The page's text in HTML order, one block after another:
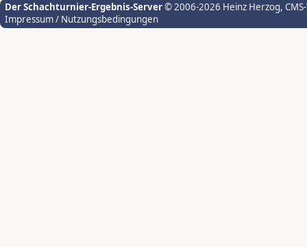
Der Schachturnier-Ergebnis-Server© 2006-2026 Heinz Herzog,
Impressum / Nutzungsbedingungen